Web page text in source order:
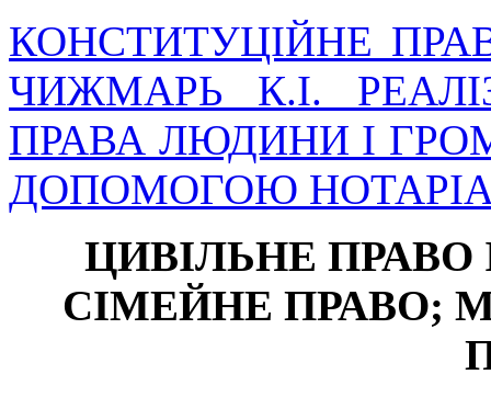
КОНСТИТУЦІЙНЕ
ЧИЖМАРЬ К.І.
ПРАВА ЛЮДИНИ І
ДОПОМОГОЮ
ЦИВІЛЬНЕ ПРАВО
СІМЕЙНЕ ПРАВО;